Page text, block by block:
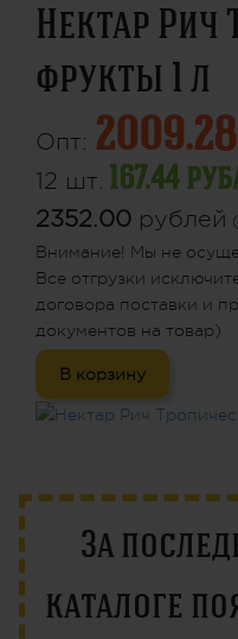
Нектар Рич
фрукты 1 л
Опт: 2009.28
12 шт. 167.44
2352.00 рублей
Внимание! Мы не
Все отгрузки
договора поставки и
документов на товар)
В корзину
За
каталоге